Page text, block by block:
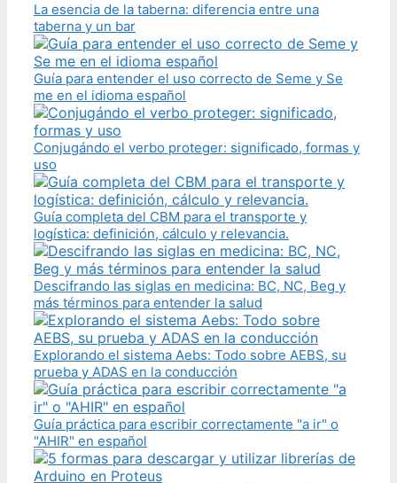
La esencia de la taberna: diferencia entre una
taberna y un bar
Guía para entender el uso correcto de Seme y Se
me en el idioma español
Conjugándo el verbo proteger: significado, formas y
uso
Guía completa del CBM para el transporte y
logística: definición, cálculo y relevancia.
Descifrando las siglas en medicina: BC, NC, Beg y
más términos para entender la salud
Explorando el sistema Aebs: Todo sobre AEBS, su
prueba y ADAS en la conducción
Guía práctica para escribir correctamente "a ir" o
"AHIR" en español